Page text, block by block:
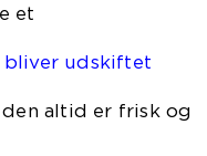
et
bliver udskiftet
altid er frisk og